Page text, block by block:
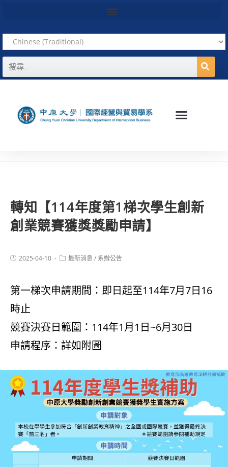
轉知【114年度第1梯次學生創新
創業競賽獲獎獎勵申請】
2025-04-10 最新消息 / 系辦公告
第一梯次申請期間：即日起至114年7月7日16
時止
競賽決賽日範圍：114年1月1日~6月30日
申請程序：詳如附圖